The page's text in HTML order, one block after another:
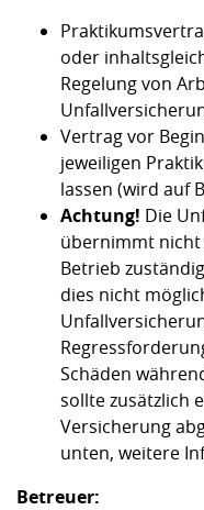
oder
Regelung von
Vertrag vor
jeweiligen
lassen (wird auf
Achtung! Die
übernimmt nicht
Betrieb
dies nicht
Schäden
sollte zusätzlich
Versicherung
unten, weitere
Betreuer: